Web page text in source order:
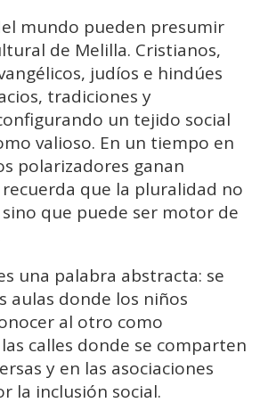
mundo pueden presumir
de Melilla. Cristianos,
judíos e hindúes
tradiciones y
un tejido social
valioso. En un tiempo en
polarizadores ganan
que la pluralidad no
que puede ser motor de
una palabra abstracta: se
aulas donde los niños
al otro como
calles donde se comparten
y en las asociaciones
la inclusión social.